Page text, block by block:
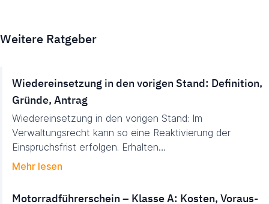
Weitere Ratgeber
Wie­der­ein­set­zung in den vo­ri­gen Stand: De­fi­ni­tion,
Grün­de, An­trag
Wiedereinsetzung in den vorigen Stand: Im
Verwaltungsrecht kann so eine Reaktivierung der
Einspruchsfrist erfolgen. Erhalten…
Mehr lesen
Motor­rad­führer­schein – Klasse A: Kosten, Voraus­